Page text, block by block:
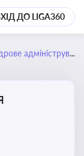
ДО LIGA360
адміністрування